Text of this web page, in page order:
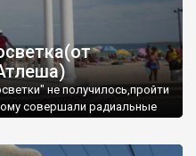
не получилось,пройти
совершали радиальные